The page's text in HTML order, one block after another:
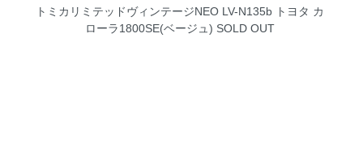
トミカリミテッドヴィンテージNEO LV-N135b トヨタ カ
ローラ1800SE(ベージュ) SOLD OUT